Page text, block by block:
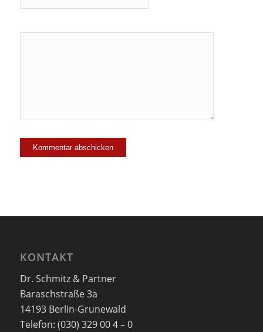
KONTAKT
Dr. Schmitz & Partner
Baraschstraße 3a
14193 Berlin-Grunewald
Telefon: (030) 329 00 4 – 0